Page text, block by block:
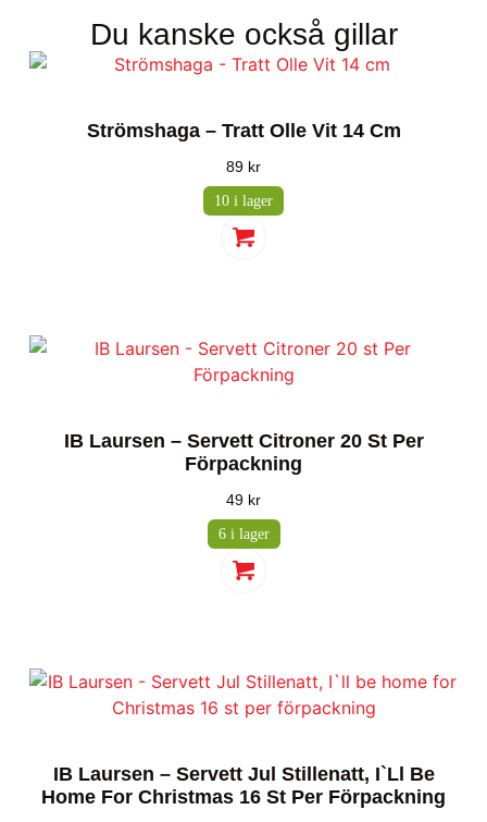
Du kanske också gillar
Strömshaga – Tratt Olle Vit 14 Cm
89 kr
10 i lager
IB Laursen – Servett Citroner 20 St Per
Förpackning
49 kr
6 i lager
IB Laursen – Servett Jul Stillenatt, I`ll Be
Home For Christmas 16 St Per Förpackning